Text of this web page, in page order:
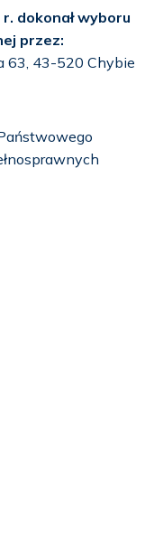
dokonał wyboru
przez:
63, 43-520 Chybie